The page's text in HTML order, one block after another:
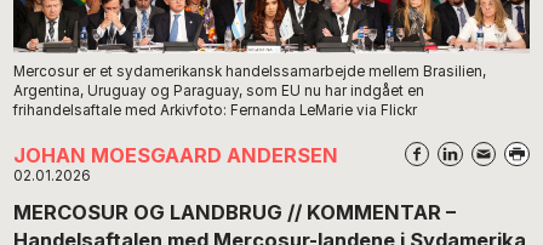
Mercosur er et sydamerikansk handelssamarbejde mellem Brasilien,
Argentina, Uruguay og Paraguay, som EU nu har indgået en
frihandelsaftale med Arkivfoto: Fernanda LeMarie via Flickr
JOHAN MOESGAARD ANDERSEN
02.01.2026
MERCOSUR OG LANDBRUG // KOMMENTAR –